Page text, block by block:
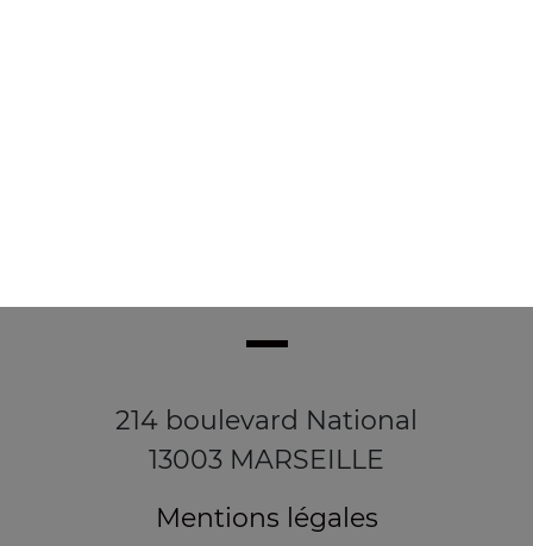
214 boulevard National
13003 MARSEILLE
Mentions légales